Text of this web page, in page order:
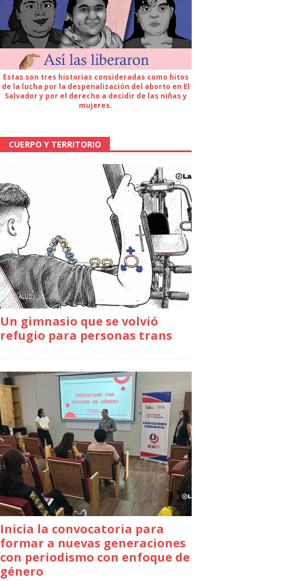
Estas son tres historias consideradas como hitos
de la lucha por la despenalización del aborto en El
Salvador y por el derecho a decidir de las niñas y
mujeres.
CUERPO Y TERRITORIO
Un gimnasio que se volvió
refugio para personas trans
Inicia la convocatoria para
formar a nuevas generaciones
con periodismo con enfoque de
género